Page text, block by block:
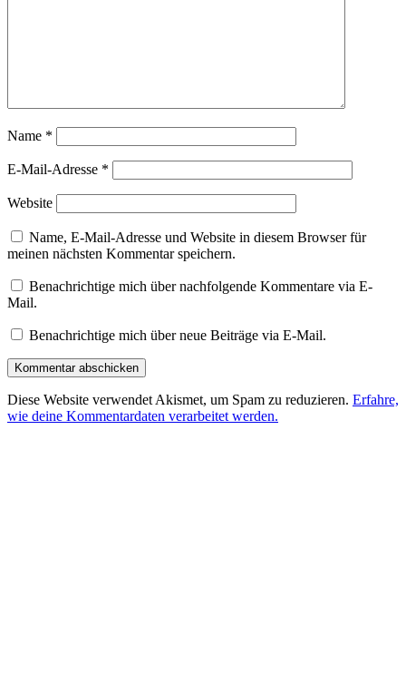
Name *
E-Mail-Adresse *
Website
Name, E-Mail-Adresse und Website in diesem Browser für
meinen nächsten Kommentar speichern.
Benachrichtige mich über nachfolgende Kommentare via E-
Mail.
Benachrichtige mich über neue Beiträge via E-Mail.
Diese Website verwendet Akismet, um Spam zu reduzieren. Erfahre,
wie deine Kommentardaten verarbeitet werden.